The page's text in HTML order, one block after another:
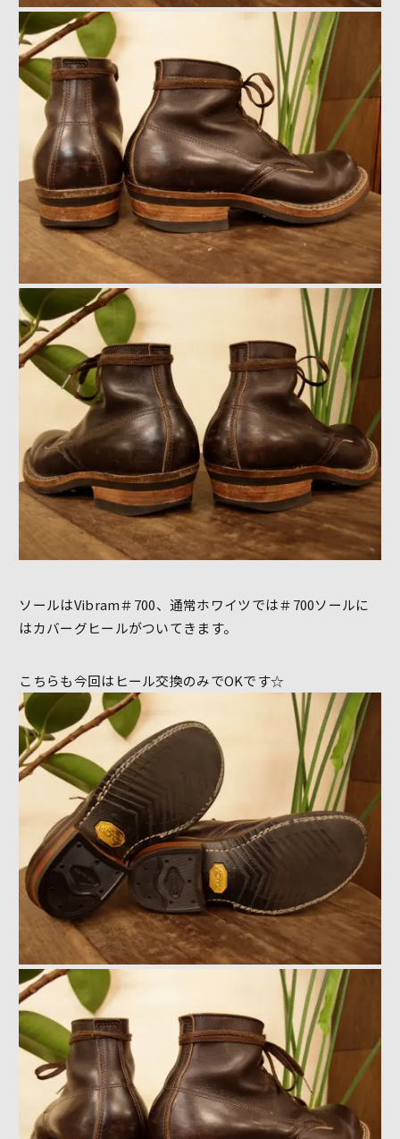
ソールはVibram＃700、通常ホワイツでは＃700ソールに
はカバーグヒールがついてきます。
こちらも今回はヒール交換のみでOKです☆